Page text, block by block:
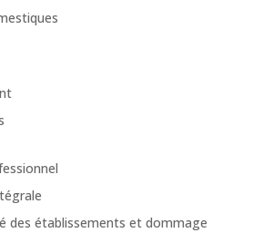
des établissements et dommage